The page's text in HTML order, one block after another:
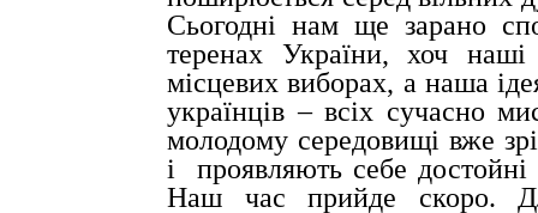
Сьогодні нам ще зарано
теренах України, хоч наші
місцевих виборах, а наша
українців – всіх сучасно
молодому середовищі вже
і
проявляють себе
Наш час прийде скоро.